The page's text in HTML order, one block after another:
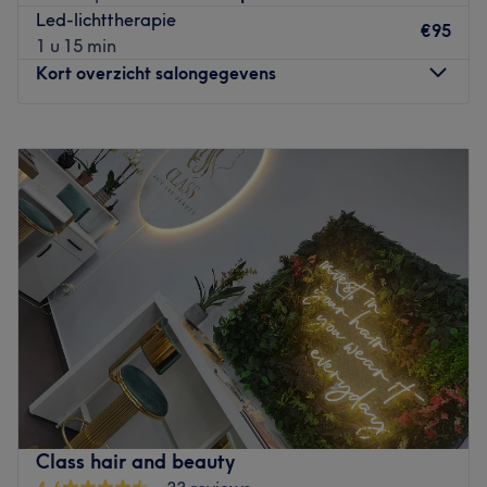
Led-lichttherapie
1 u 15 min
€95
Kort overzicht salongegevens
Dinsdag
Woensdag
Donderdag
09:00
Vrijdag
09:00 –16:30
Zaterdag
Gesloten
Zondag
Gesloten
Aan de Arenbergstraat 24 in Antwerpen vind je
schoonheidssalon Facialbar. Je bent hier aan het juiste
adres voor gelaatsverzorgingen, peelings, een pedicure
en het waxen van je gelaat. Eigenares Laura is een
ervaren beauty expert en kent alle kneepjes van het vak.
Professionaliteit en klanttevredenheid staan in haar salon
Class hair and beauty